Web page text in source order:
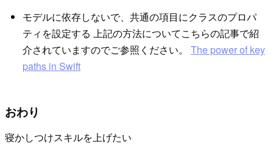
モデルに依存しないで、共通の項目にクラスのプロパ
ティを設定する 上記の方法についてこちらの記事で紹
介されていますのでご参照ください。 The power of key
paths in Swift
おわり
寝かしつけスキルを上げたい